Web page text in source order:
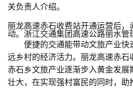
关负责人介绍。
丽龙高速赤石收费站开通运营后
动。浙江交通集团高速公路丽水管
便捷的交通能带动文旅产业快
远乡村的经济活力。丽龙高速赤石
赤石乡文旅产业逐渐步入黄金发
壮大，在实现强村富民的同时，助